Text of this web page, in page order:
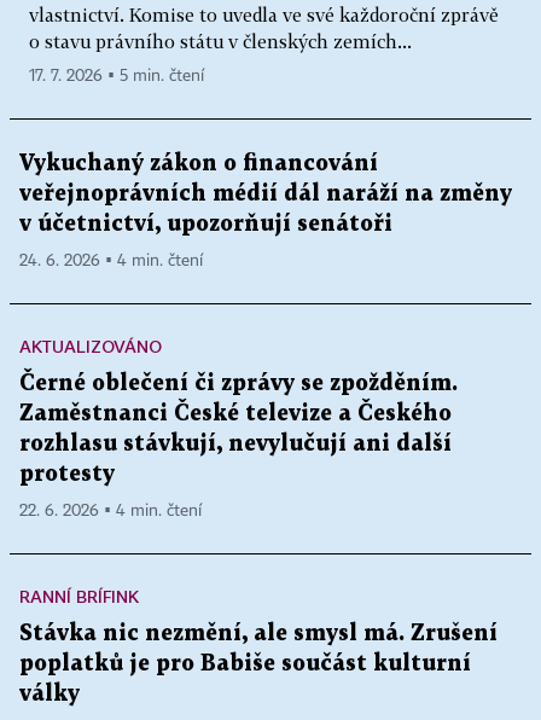
vlastnictví. Komise to uvedla ve své každoroční zprávě
o stavu právního státu v členských zemích...
17. 7. 2026 ▪ 5 min. čtení
Vykuchaný zákon o financování
veřejnoprávních médií dál naráží na změny
v účetnictví, upozorňují senátoři
24. 6. 2026 ▪ 4 min. čtení
AKTUALIZOVÁNO
Černé oblečení či zprávy se zpožděním.
Zaměstnanci České televize a Českého
rozhlasu stávkují, nevylučují ani další
protesty
22. 6. 2026 ▪ 4 min. čtení
RANNÍ BRÍFINK
Stávka nic nezmění, ale smysl má. Zrušení
poplatků je pro Babiše součást kulturní
války